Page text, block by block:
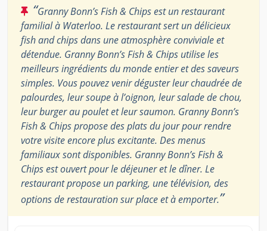
“Granny Bonn’s Fish & Chips est un restaurant
familial à Waterloo. Le restaurant sert un délicieux
fish and chips dans une atmosphère conviviale et
détendue. Granny Bonn’s Fish & Chips utilise les
meilleurs ingrédients du monde entier et des saveurs
simples. Vous pouvez venir déguster leur chaudrée de
palourdes, leur soupe à l’oignon, leur salade de chou,
leur burger au poulet et leur saumon. Granny Bonn’s
Fish & Chips propose des plats du jour pour rendre
votre visite encore plus excitante. Des menus
familiaux sont disponibles. Granny Bonn’s Fish &
Chips est ouvert pour le déjeuner et le dîner. Le
restaurant propose un parking, une télévision, des
options de restauration sur place et à emporter.”